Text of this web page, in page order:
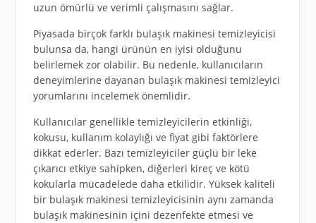
uzun ömürlü ve verimli çalışmasını sağlar.
Piyasada birçok farklı bulaşık makinesi temizleyicisi
bulunsa da, hangi ürünün en iyisi olduğunu
belirlemek zor olabilir. Bu nedenle, kullanıcıların
deneyimlerine dayanan bulaşık makinesi temizleyici
yorumlarını incelemek önemlidir.
Kullanıcılar genellikle temizleyicilerin etkinliği,
kokusu, kullanım kolaylığı ve fiyat gibi faktörlere
dikkat ederler. Bazı temizleyiciler güçlü bir leke
çıkarıcı etkiye sahipken, diğerleri kireç ve kötü
kokularla mücadelede daha etkilidir. Yüksek kaliteli
bir bulaşık makinesi temizleyicisinin aynı zamanda
bulaşık makinesinin içini dezenfekte etmesi ve